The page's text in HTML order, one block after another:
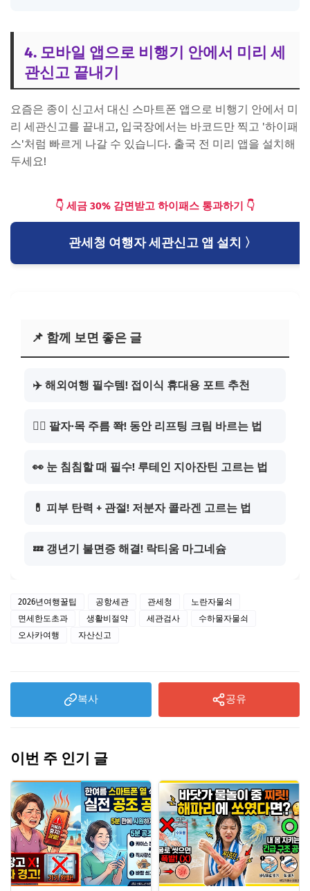
4. 모바일 앱으로 비행기 안에서 미리 세
관신고 끝내기
요즘은 종이 신고서 대신 스마트폰 앱으로 비행기 안에서 미
리 세관신고를 끝내고, 입국장에서는 바코드만 찍고 '하이패
스'처럼 빠르게 나갈 수 있습니다. 출국 전 미리 앱을 설치해
두세요!
👇 세금 30% 감면받고 하이패스 통과하기 👇
관세청 여행자 세관신고 앱 설치 〉
📌 함께 보면 좋은 글
✈️ 해외여행 필수템! 접이식 휴대용 포트 추천
💆‍♀️ 팔자·목 주름 쫙! 동안 리프팅 크림 바르는 법
👀 눈 침침할 때 필수! 루테인 지아잔틴 고르는 법
💊 피부 탄력 + 관절! 저분자 콜라겐 고르는 법
💤 갱년기 불면증 해결! 락티움 마그네슘
2026년여행꿀팁 공항세관 관세청
노란자물쇠
면세한도초과
생활비절약 세관검사
수하물자물쇠
오사카여행
자산신고
복사 공유
이번 주 인기 글